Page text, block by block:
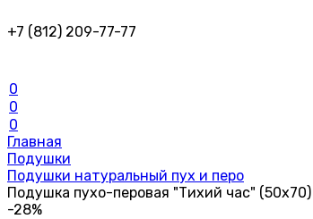
+7 (812) 209-77-77
0
0
0
Главная
Подушки
Подушки натуральный пух и перо
Подушка пухо-перовая "Тихий час"
-28%